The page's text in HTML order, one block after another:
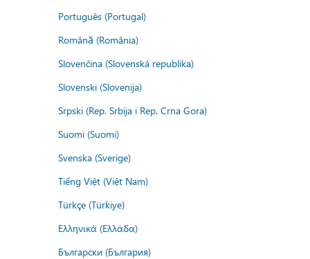
Português (Portugal)
Română (România)
Slovenčina (Slovenská republika)
Slovenski (Slovenija)
Srpski (Rep. Srbija i Rep. Crna Gora)
Suomi (Suomi)
Svenska (Sverige)
Tiếng Việt (Việt Nam)
Türkçe (Türkiye)
Ελληνικά (Ελλάδα)
Български (България)